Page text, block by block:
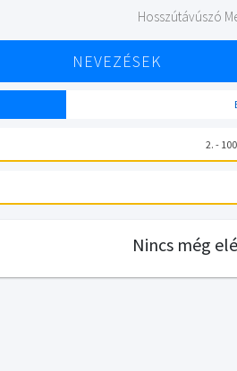
Hosszútávúszó
NEVEZÉSEK
2. -
Nincs még